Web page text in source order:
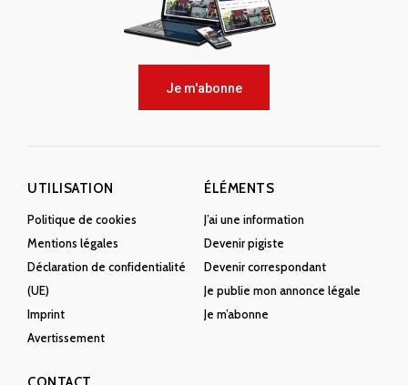
Je m'abonne
UTILISATION
Politique de cookies
Mentions légales
Déclaration de confidentialité
(UE)
Imprint
Avertissement
ÉLÉMENTS
J’ai une information
Devenir pigiste
Devenir correspondant
Je publie mon annonce légale
Je m’abonne